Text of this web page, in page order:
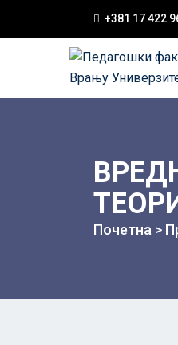
+381 17 422
Почетна >